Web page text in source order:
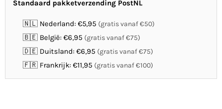
Standaard pakketverzending PostNL
🇳🇱 Nederland: €5,95 (gratis vanaf €50)
🇧🇪 België: €6,95 (gratis vanaf €75)
🇩🇪 Duitsland: €6,95 (gratis vanaf €75)
🇫🇷 Frankrijk: €11,95 (gratis vanaf €100)